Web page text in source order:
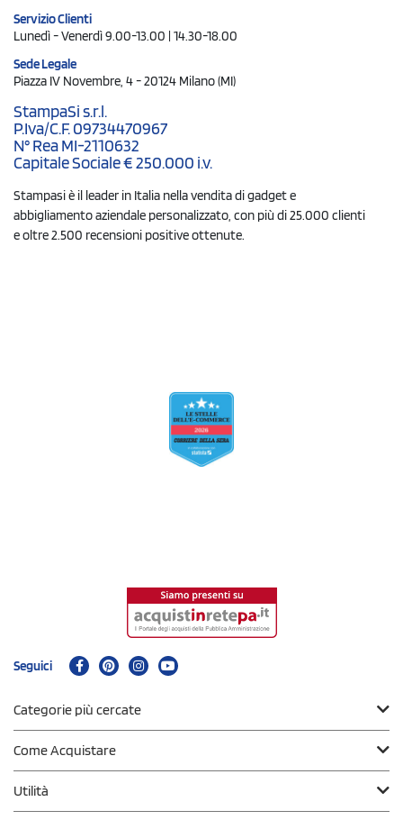
Servizio Clienti
Lunedì - Venerdì 9.00-13.00 | 14.30-18.00
Sede Legale
Piazza IV Novembre, 4 - 20124 Milano (MI)
StampaSi s.r.l.
P.Iva/C.F. 09734470967
N° Rea MI-2110632
Capitale Sociale € 250.000 i.v.
Stampasi è il leader in Italia nella vendita di gadget e
abbigliamento aziendale personalizzato, con più di 25.000 clienti
e oltre 2.500 recensioni positive ottenute.
Seguici
Categorie più cercate
Come Acquistare
Utilità